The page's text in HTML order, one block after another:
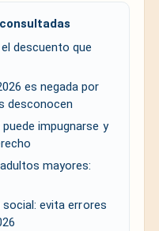
descuento que
es negada por
desconocen
impugnarse y
mayores:
evita errores